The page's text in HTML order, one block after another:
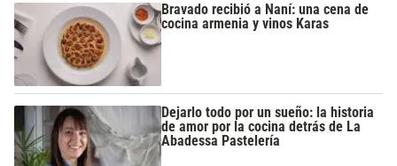
Bravado recibió a Naní: una cena de
cocina armenia y vinos Karas
Dejarlo todo por un sueño: la historia
de amor por la cocina detrás de La
Abadessa Pastelería